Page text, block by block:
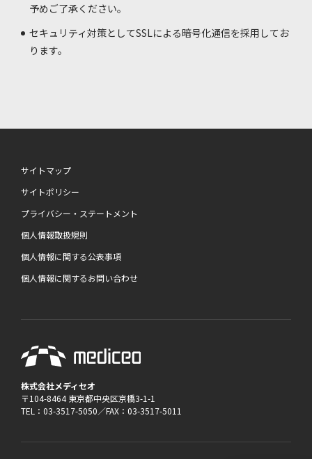
予めご了承ください。
セキュリティ対策としてSSLによる暗号化通信を採用してお
ります。
サイトマップ
サイトポリシー
プライバシー・ステートメント
個人情報取扱規則
個人情報に関する公表事項
個人情報に関するお問い合わせ
株式会社メディセオ
〒104-8464 東京都中央区京橋3-1-1
TEL：03-3517-5050／FAX：03-3517-5011